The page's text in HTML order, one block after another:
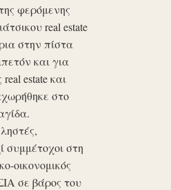
φερόμενης
real estate
στην πίστα
και για
estate και
στο
συμμέτοχοι στη
οικονομικός
σε βάρος του